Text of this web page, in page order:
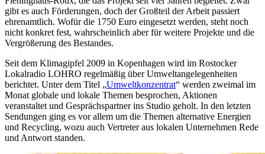
gibt es auch Förderungen, doch der Großteil der Arbeit passiert
ehrenamtlich. Wofür die 1750 Euro eingesetzt werden, steht noch
nicht konkret fest, wahrscheinlich aber für weitere Projekte und die
Vergrößerung des Bestandes.
Seit dem Klimagipfel 2009 in Kopenhagen wird im Rostocker
Lokalradio LOHRO regelmäßig über Umweltangelegenheiten
berichtet. Unter dem Titel „Umweltkonzentrat“ werden zweimal im
Monat globale und lokale Themen besprochen, Aktionen
veranstaltet und Gesprächspartner ins Studio geholt. In den letzten
Sendungen ging es vor allem um die Themen alternative Energien
und Recycling, wozu auch Vertreter aus lokalen Unternehmen Rede
und Antwort standen.